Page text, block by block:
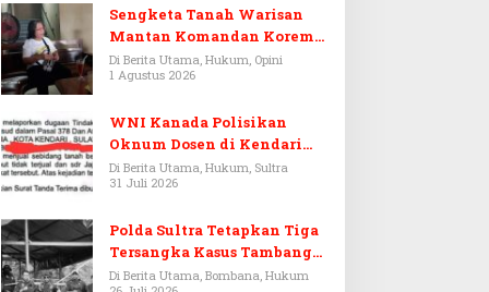
Sengketa Tanah Warisan
Mantan Komandan Korem
143/HO, Ketika Warisan
Menjadi Arena Pemerasan
Di Berita Utama, Hukum, Opini
1 Agustus 2026
WNI Kanada Polisikan
Oknum Dosen di Kendari
Terkait Aset Puluhan Miliar
Di Berita Utama, Hukum, Sultra
31 Juli 2026
Polda Sultra Tetapkan Tiga
Tersangka Kasus Tambang
Emas Ilegal di Bombana
Di Berita Utama, Bombana, Hukum